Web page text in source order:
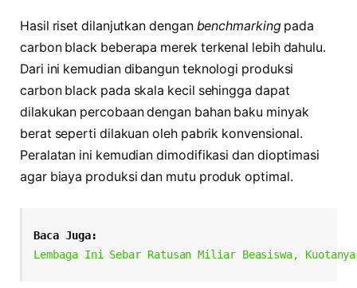
Hasil riset dilanjutkan dengan benchmarkingpada
carbon black beberapa merek terkenal lebih dahulu.
Dari ini kemudian dibangun teknologi produksi
carbon black pada skala kecil sehingga dapat
dilakukan percobaan dengan bahan baku minyak
berat seperti dilakuan oleh pabrik konvensional.
Peralatan ini kemudian dimodifikasi dan dioptimasi
agar biaya produksi dan mutu produk optimal.
Baca Juga:
Lembaga Ini Sebar Ratusan Miliar Beasiswa,